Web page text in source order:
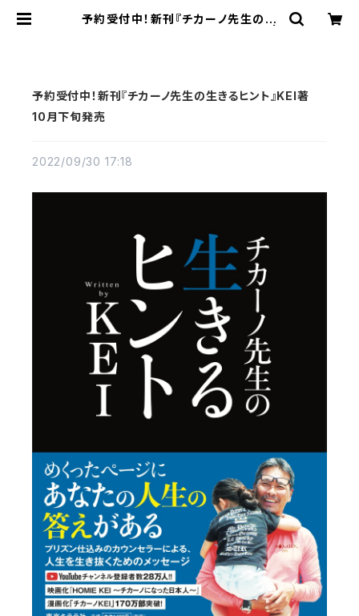
予約受付中！新刊『チカーノ先生の生
予約受付中！新刊『チカーノ先生の生きるヒント』KEI著
10月下旬発売
2022/09/30 17:18